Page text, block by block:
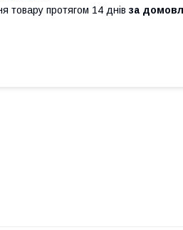
товару протягом 14 днів за